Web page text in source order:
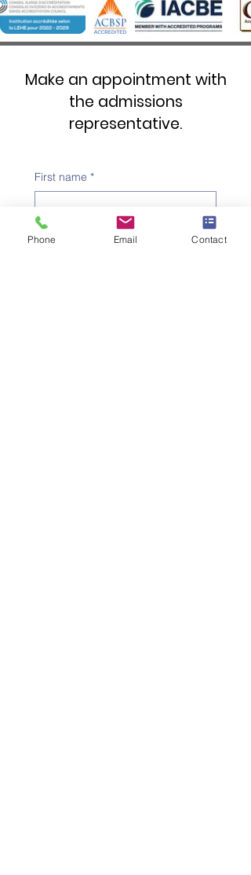
Make an appointment with
the admissions
representative.
First name *
Family name
Phone Email Contact